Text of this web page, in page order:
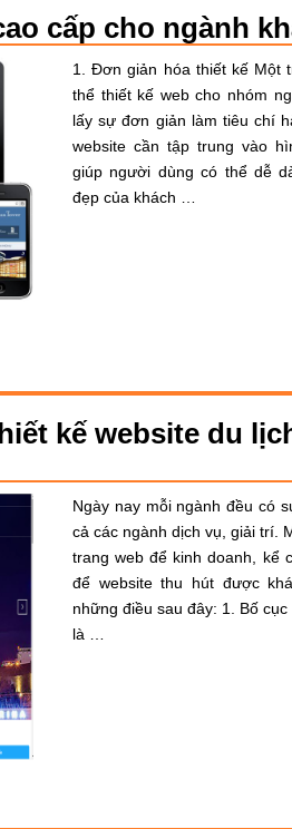
cấp cho ngành
1. Đơn giản hóa thiết kế Một
thể thiết kế web cho nhóm
lấy sự đơn giản làm tiêu chí
website cần tập trung vào
giúp người dùng có thể dễ
đẹp của khách …
kế website du
Ngày nay mỗi ngành đều có
cả các ngành dịch vụ, giải trí.
trang web để kinh doanh, kể
để website thu hút được
những điều sau đây: 1. Bố
là …